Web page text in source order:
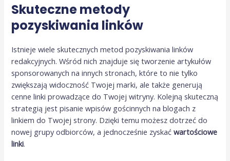
Skuteczne metody
pozyskiwania linków
Istnieje wiele skutecznych metod pozyskiwania linków
redakcyjnych. Wśród nich znajduje się tworzenie artykułów
sponsorowanych na innych stronach, które to nie tylko
zwiększają widoczność Twojej marki, ale także generują
cenne linki prowadzące do Twojej witryny. Kolejną skuteczną
strategią jest pisanie wpisów gościnnych na blogach z
linkiem do Twojej strony. Dzięki temu możesz dotrzeć do
nowej grupy odbiorców, a jednocześnie zyskaćwartościowe
linki.